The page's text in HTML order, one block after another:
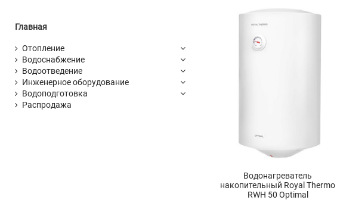
Водонагреватель
накопительный Royal Thermo
RWH 50 Optimal
Главная
Отопление
Водоснабжение
Водоотведение
Инженерное оборудование
Водоподготовка
Распродажа